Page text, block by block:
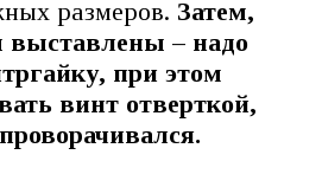
размеров. Затем,
выставлены – надо
при этом
винт отверткой,